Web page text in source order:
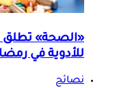
«الصحة» تطلق
للأدوية في
نصائح